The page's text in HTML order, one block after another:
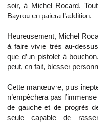
soir, à Michel Rocard.
Bayrou en paiera l’addition.
Heureusement, Michel
à faire vivre très au-
que d’un pistolet à
peut, en fait, blesser
Cette manœuvre, plus
n’empêchera pas
de gauche et de progrès
seule capable de